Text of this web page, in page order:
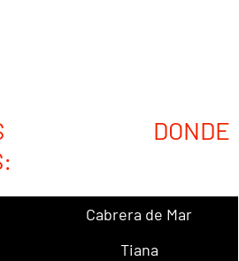
DONDE
Cabrera de Mar
Tiana